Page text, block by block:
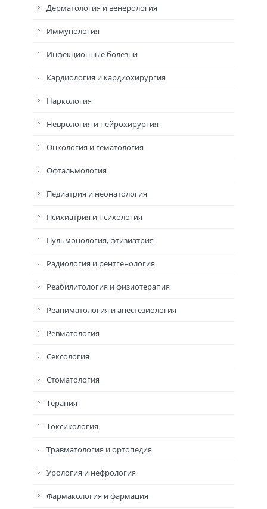
Дерматология и венерология
Иммунология
Инфекционные болезни
Кардиология и кардиохирургия
Наркология
Неврология и нейрохирургия
Онкология и гематология
Офтальмология
Педиатрия и неонатология
Психиатрия и психология
Пульмонология, фтизиатрия
Радиология и рентгенология
Реабилитология и физиотерапия
Реаниматология и анестезиология
Ревматология
Сексология
Стоматология
Терапия
Токсикология
Травматология и ортопедия
Урология и нефрология
Фармакология и фармация